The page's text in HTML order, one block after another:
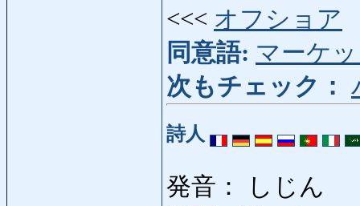
<<< オフショア
同意語: マーケ
次もチェック：
詩人
発音： しじん